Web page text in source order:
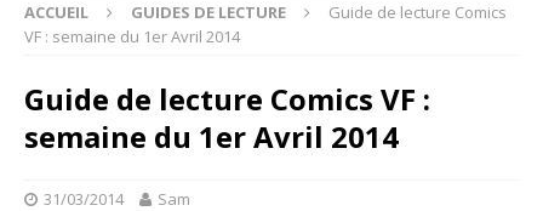
ACCUEIL GUIDES DE LECTURE
Guide de lecture Comics
VF : semaine du 1er Avril 2014
Guide de lecture Comics VF :
semaine du 1er Avril 2014
31/03/2014 Sam